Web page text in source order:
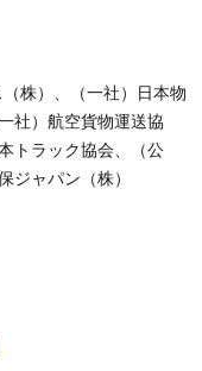
株）、（一社）日本物
社）航空貨物運送協
トラック協会、（公
ジャパン（株）